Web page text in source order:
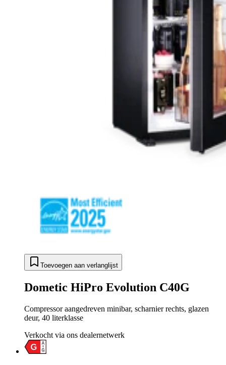
Toevoegen aan verlanglijst
Dometic HiPro Evolution C40G
Compressor aangedreven minibar, scharnier rechts, glazen
deur, 40 literklasse
Verkocht via ons dealernetwerk